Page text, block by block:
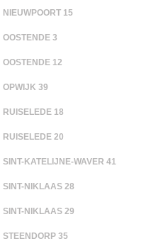
NIEUWPOORT 15
OOSTENDE 3
OOSTENDE 12
OPWIJK 39
RUISELEDE 18
RUISELEDE 20
SINT-KATELIJNE-WAVER 41
SINT-NIKLAAS 28
SINT-NIKLAAS 29
STEENDORP 35